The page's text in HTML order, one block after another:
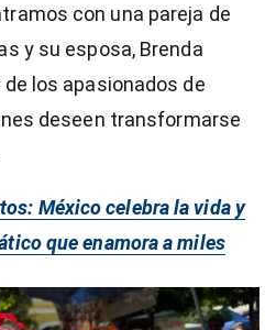
con una pareja de
y su esposa, Brenda
los apasionados de
deseen transformarse
México celebra la vida y
que enamora a miles